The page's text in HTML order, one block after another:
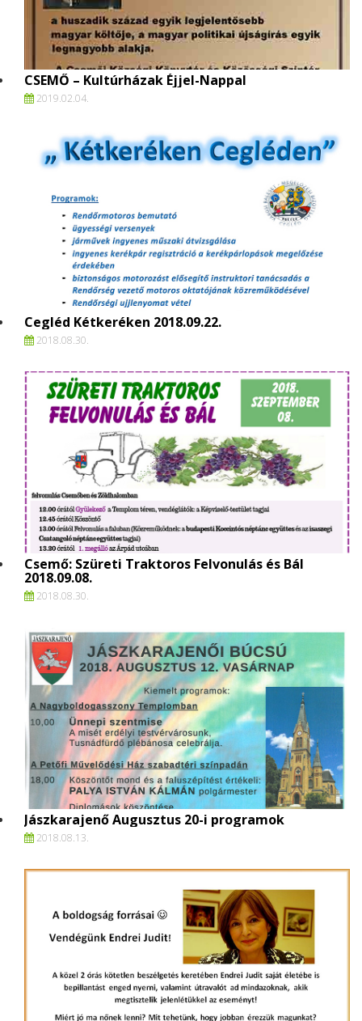
CSEMŐ – Kultúrházak Éjjel-Nappal
2019.02.04.
Cegléd Kétkeréken 2018.09.22.
2018.08.30.
Csemő: Szüreti Traktoros Felvonulás és Bál
2018.09.08.
2018.08.30.
Jászkarajenő Augusztus 20-i programok
2018.08.13.